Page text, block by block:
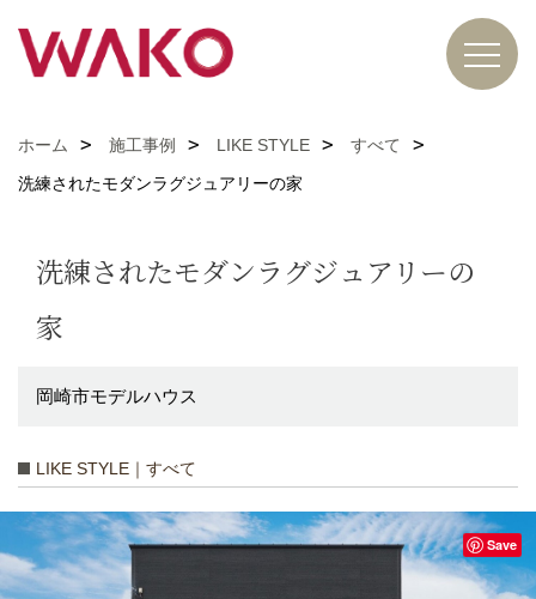
ホーム 施工事例 LIKE STYLE
すべて
洗練されたモダンラグジュアリーの家
洗練されたモダンラグジュアリーの
家
岡崎市モデルハウス
LIKE STYLE｜すべて
Save